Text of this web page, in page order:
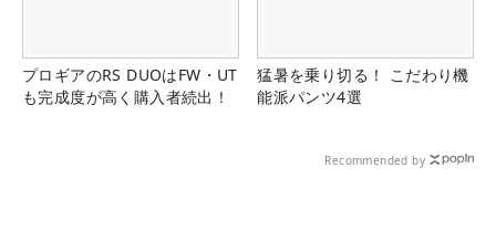
プロギアのRS DUOはFW・UT
も完成度が高く購入者続出！
猛暑を乗り切る！ こだわり機
能派パンツ4選
Recommended by